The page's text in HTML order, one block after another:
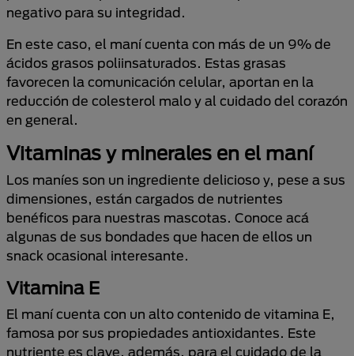
negativo para su integridad.
En este caso, el maní cuenta con más de un 9% de
ácidos grasos poliinsaturados. Estas grasas
favorecen la comunicación celular, aportan en la
reducción de colesterol malo y al cuidado del corazón
en general.
Vitaminas y minerales en el maní
Los maníes son un ingrediente delicioso y, pese a sus
dimensiones, están cargados de nutrientes
benéficos para nuestras mascotas. Conoce acá
algunas de sus bondades que hacen de ellos un
snack ocasional interesante.
Vitamina E
El maní cuenta con un alto contenido de vitamina E,
famosa por sus propiedades antioxidantes. Este
nutriente es clave, además, para el cuidado de la